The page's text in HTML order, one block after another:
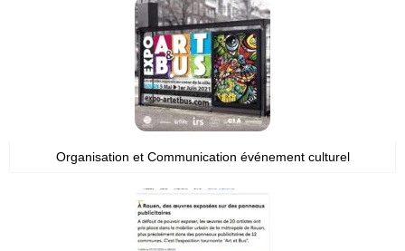
Organisation et Communication événement culturel